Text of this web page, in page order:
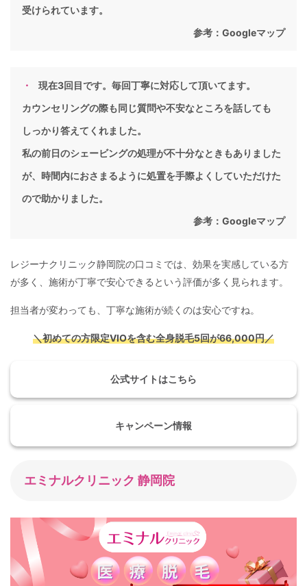
受けられています。
参考：Googleマップ
現在3回目です。毎回丁寧に対応して頂いてます。
カウンセリングの際も同じ質問や不安なところを話しても
しっかり答えてくれました。
私の前日のシェービングの処理が不十分なときもありました
が、時間内におさまるように処置を手際よくしていただけた
ので助かりました。
参考：Googleマップ
レジーナクリニック静岡院の口コミでは、効果を実感している方
が多く、施術が丁寧で安心できるという評価が多く見られます。
担当者が変わっても、丁寧な施術が続くのは安心ですね。
＼初めての方限定VIOを含む全身脱毛5回が66,000円／
公式サイトはこちら
キャンペーン情報
エミナルクリニック 静岡院